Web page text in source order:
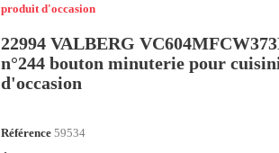
produit d'occasion
22994 VALBERG
n°244 bouton minuterie pour
d'occasion
Référence 59534